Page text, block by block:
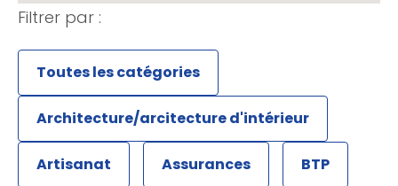
Filtrer par :
Toutes les catégories
Architecture/arcitecture d'intérieur
Artisanat Assurances BTP